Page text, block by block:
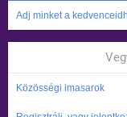
Adj minket a
Közösségi imasarok